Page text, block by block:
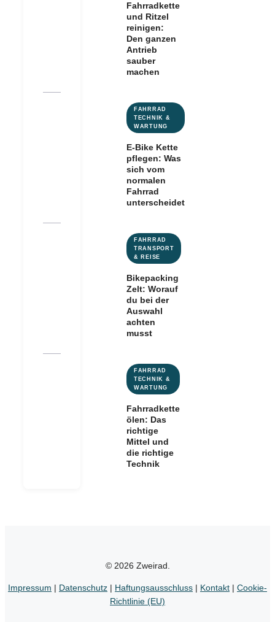
Fahrradkette
und Ritzel
reinigen:
Den ganzen
Antrieb
sauber
machen
FAHRRAD
TECHNIK &
WARTUNG
E-Bike Kette
pflegen: Was
sich vom
normalen
Fahrrad
unterscheidet
FAHRRAD
TRANSPORT
& REISE
Bikepacking
Zelt: Worauf
du bei der
Auswahl
achten
musst
FAHRRAD
TECHNIK &
WARTUNG
Fahrradkette
ölen: Das
richtige
Mittel und
die richtige
Technik
© 2026 Zweirad.
Impressum | Datenschutz | Haftungsausschluss | Kontakt | Cookie-
Richtlinie (EU)